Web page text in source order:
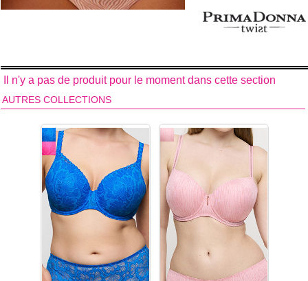
un motif zébré de paillettes
fines. Le tissu orné d’un
sensualité. Cette lingerie
épousera confortablement
La collection Avellino est
concue avec des matières
fines de haute qualité.
Sa couleur Pearly Pink,
neutre et chaleureuse, se
mariera parfaitement avec
vos tenues quotidiennes et
se fera discrète et sensuelle.
Cette lingerie par son design
et sa couleur est parfaite
pour tout type de peau que
ce soit sur les peaux claires
Il n'y a pas de produit pour le moment dans cette section
AUTRES COLLECTIONS